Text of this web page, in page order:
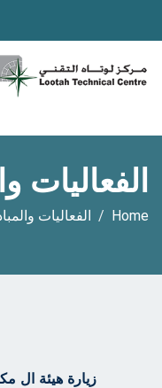
الفعاليات
Home الفعاليات
زيارة هيئة ال